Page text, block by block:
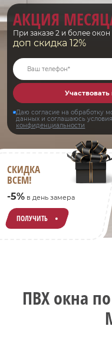
АКЦИЯ
При заказе 2 и более окон
доп скидка 12%
Даю согласие на обработку
данных и соглашаюсь
конфиденциальности
СКИДКА
ВСЕМ!
-5% в день замера
ПОЛУЧИТЬ
ПВХ окна